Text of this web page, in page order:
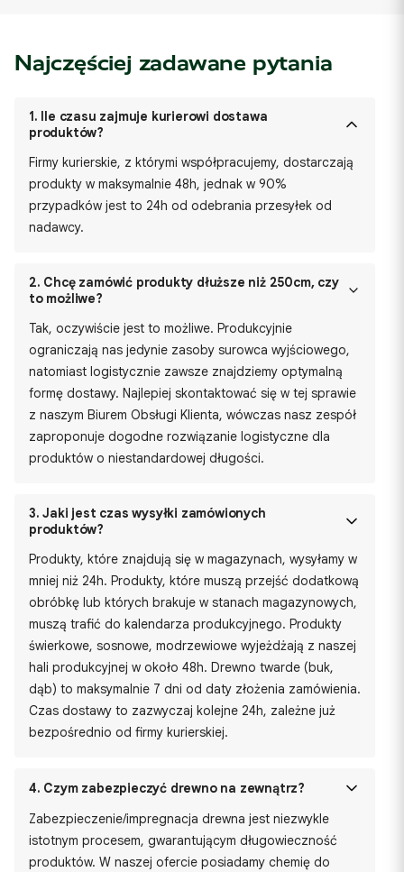
Najczęściej zadawane pytania
1. Ile czasu zajmuje kurierowi dostawa
produktów?
Firmy kurierskie, z którymi współpracujemy, dostarczają
produkty w maksymalnie 48h, jednak w 90%
przypadków jest to 24h od odebrania przesyłek od
nadawcy.
2. Chcę zamówić produkty dłuższe niż 250cm, czy
to możliwe?
Tak, oczywiście jest to możliwe. Produkcyjnie
ograniczają nas jedynie zasoby surowca wyjściowego,
natomiast logistycznie zawsze znajdziemy optymalną
formę dostawy. Najlepiej skontaktować się w tej sprawie
z naszym Biurem Obsługi Klienta, wówczas nasz zespół
zaproponuje dogodne rozwiązanie logistyczne dla
produktów o niestandardowej długości.
3. Jaki jest czas wysyłki zamówionych
produktów?
Produkty, które znajdują się w magazynach, wysyłamy w
mniej niż 24h. Produkty, które muszą przejść dodatkową
obróbkę lub których brakuje w stanach magazynowych,
muszą trafić do kalendarza produkcyjnego. Produkty
świerkowe, sosnowe, modrzewiowe wyjeżdżają z naszej
hali produkcyjnej w około 48h. Drewno twarde (buk,
dąb) to maksymalnie 7 dni od daty złożenia zamówienia.
Czas dostawy to zazwyczaj kolejne 24h, zależne już
bezpośrednio od firmy kurierskiej.
4. Czym zabezpieczyć drewno na zewnątrz?
Zabezpieczenie/impregnacja drewna jest niezwykle
istotnym procesem, gwarantującym długowieczność
produktów. W naszej ofercie posiadamy chemię do